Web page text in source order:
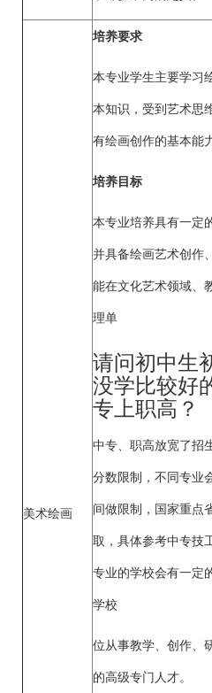
美术绘画
培养要求
本专业学生主要学习
本知识，受到艺术思
有绘画创作的基本能
培养目标
本专业培养具有一定
并具备绘画艺术创作
能在文化艺术领域、
理单
请问初中生
没学比较好
专上职高？
中专、职高放宽了招
分数限制，不同专业
间做限制，国家重点
取，具体参考中专技
专业的学校会有一定
学校
位从事教学、创作、
的高级专门人才。